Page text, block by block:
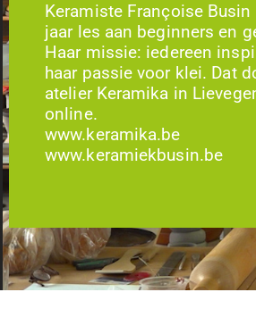
Keramiste Françoise
jaar les aan beginners en
Haar missie: iedereen
haar passie voor klei. Dat
atelier Keramika in
online.
www.keramika.be
www.keramiekbusin.be